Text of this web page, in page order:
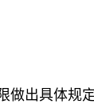
做出具体